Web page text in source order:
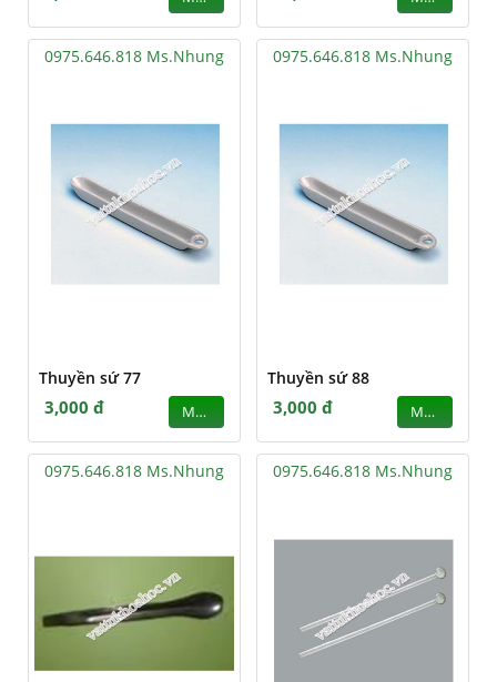
0975.646.818 Ms.Nhung
Thuyền sứ 77
3,000 đ MUA
0975.646.818 Ms.Nhung
Thuyền sứ 88
3,000 đ MUA
0975.646.818 Ms.Nhung 0975.646.818 Ms.Nhung